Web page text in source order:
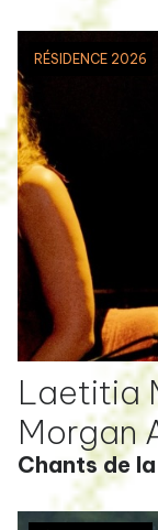
RÉSIDENCE 2026
Laetitia
Morgan
Chants de